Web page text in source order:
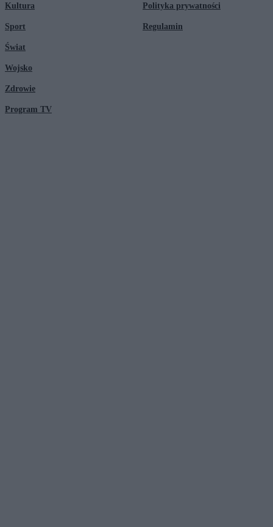
Kultura
Sport
Świat
Wojsko
Zdrowie
Program TV
Polityka prywatności
Regulamin